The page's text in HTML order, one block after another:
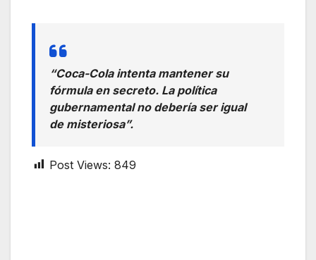
“Coca-Cola intenta mantener su
fórmula en secreto. La política
gubernamental no debería ser igual
de misteriosa”.
Post Views: 849